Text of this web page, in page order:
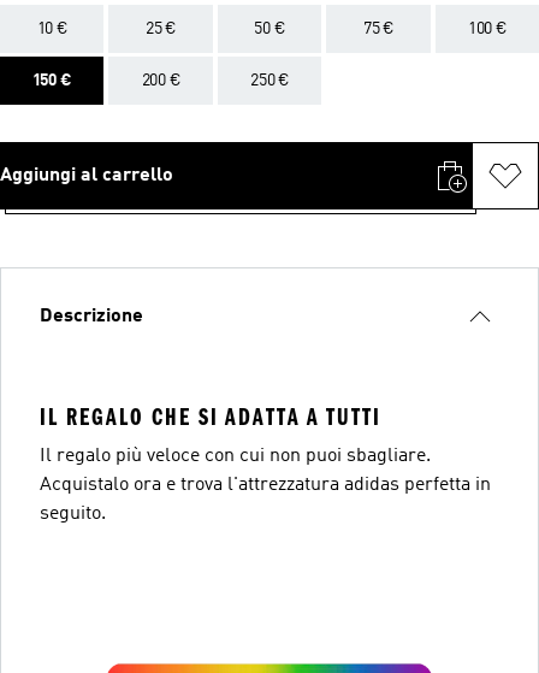
10 € 25 € 50 € 75 € 100 €
150 € 200 € 250 €
Aggiungi al carrello
Descrizione
IL REGALO CHE SI ADATTA A TUTTI
Il regalo più veloce con cui non puoi sbagliare.
Acquistalo ora e trova l'attrezzatura adidas perfetta in
seguito.